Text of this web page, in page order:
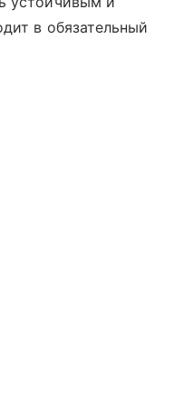
в обязательный